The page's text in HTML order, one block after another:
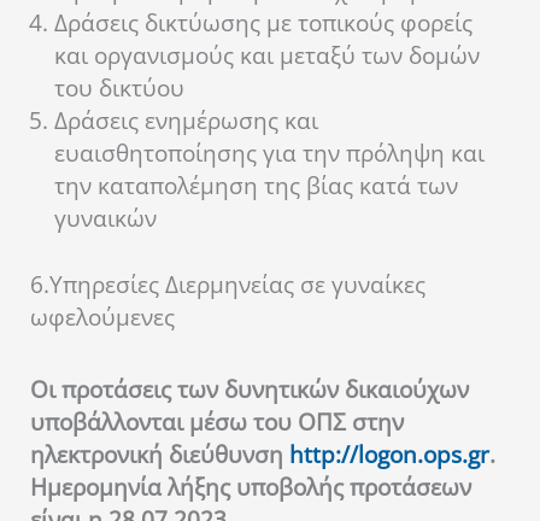
Δράσεις δικτύωσης με τοπικούς φορείς
και οργανισμούς και μεταξύ των δομών
του δικτύου
Δράσεις ενημέρωσης και
ευαισθητοποίησης για την πρόληψη και
την καταπολέμηση της βίας κατά των
γυναικών
6.Υπηρεσίες Διερμηνείας σε γυναίκες
ωφελούμενες
Οι προτάσεις των δυνητικών δικαιούχων
υποβάλλονται μέσω του ΟΠΣ στην
ηλεκτρονική διεύθυνση http://logon.ops.gr.
Ημερομηνία λήξης υποβολής προτάσεων